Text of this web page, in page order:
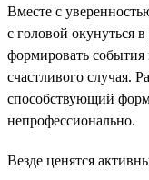
Вместе с
с головой окунуться
формировать
счастливого случая.
способствующий
непрофессионально.
Везде ценятся